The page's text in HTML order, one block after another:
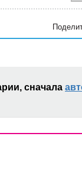
сначала